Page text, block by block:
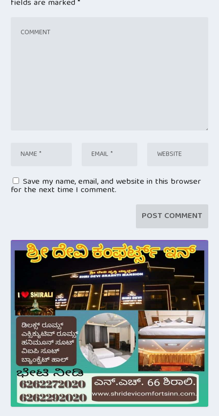
fields are marked*
Save my name, email, and website in this browser
for the next time I comment.